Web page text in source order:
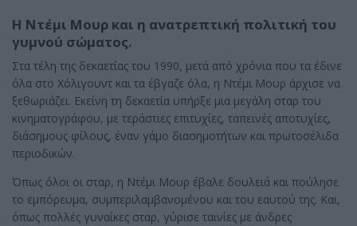
Η Ντέμι Μουρ και η ανατρεπτική πολιτική του
γυμνού σώματος.
Στα τέλη της δεκαετίας του 1990, μετά από χρόνια που τα έδινε
όλα στο Χόλιγουντ και τα έβγαζε όλα, η Ντέμι Μουρ άρχισε να
ξεθωριάζει. Εκείνη τη δεκαετία υπήρξε μια μεγάλη σταρ του
κινηματογράφου, με τεράστιες επιτυχίες, ταπεινές αποτυχίες,
διάσημους φίλους, έναν γάμο διασημοτήτων και πρωτοσέλιδα
περιοδικών.
Όπως όλοι οι σταρ, η Ντέμι Μουρ έβαλε δουλειά και πούλησε
το εμπόρευμα, συμπεριλαμβανομένου και του εαυτού της. Και,
όπως πολλές γυναίκες σταρ, γύρισε ταινίες με άνδρες